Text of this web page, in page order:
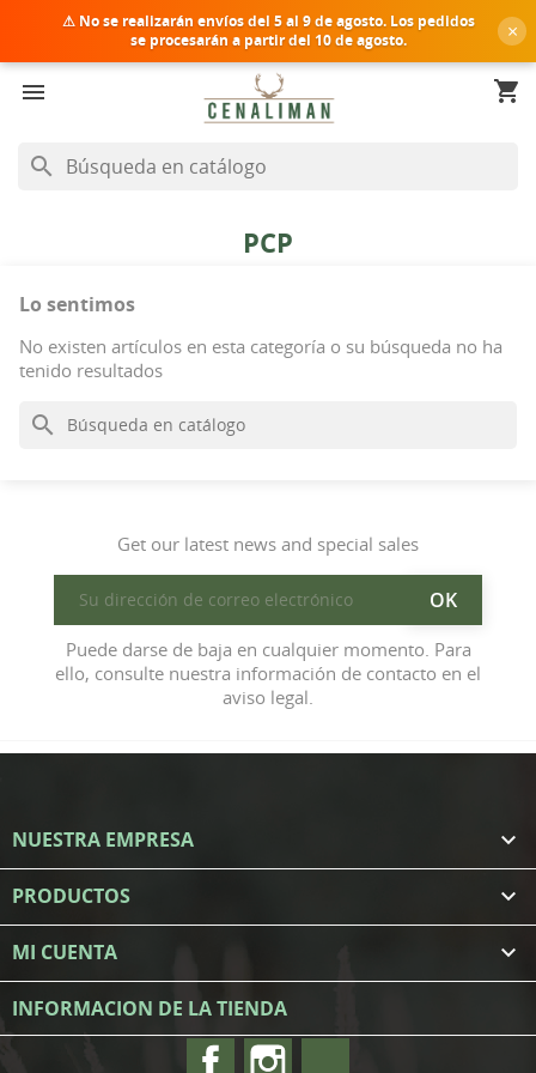
⚠ No se realizarán envíos del 5 al 9 de agosto. Los pedidos
se procesarán a partir del 10 de agosto.
×
 shopping_cart
search
PCP
Lo sentimos
No existen artículos en esta categoría o su búsqueda no ha
tenido resultados
search
Get our latest news and special sales
Puede darse de baja en cualquier momento. Para
ello, consulte nuestra información de contacto en el
aviso legal.
NUESTRA EMPRESA 
PRODUCTOS 
MI CUENTA 
INFORMACION DE LA TIENDA
Facebook